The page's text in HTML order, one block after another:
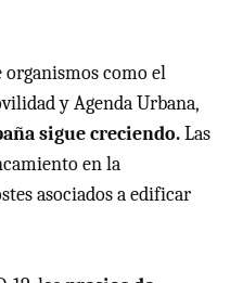
como el
y Agenda Urbana,
sigue creciendo.Las
en la
asociados a edificar